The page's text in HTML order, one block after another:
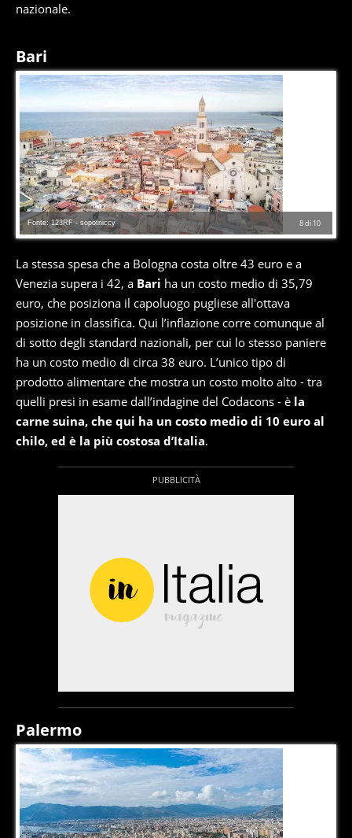
nazionale.
Bari
8di 10
Fonte: 123RF - sopotniccy
La stessa spesa che a Bologna costa oltre 43 euro e a
Venezia supera i 42, a Bari ha un costo medio di 35,79
euro, che posiziona il capoluogo pugliese all'ottava
posizione in classifica. Qui l’inflazione corre comunque al
di sotto degli standard nazionali, per cui lo stesso paniere
ha un costo medio di circa 38 euro. L’unico tipo di
prodotto alimentare che mostra un costo molto alto - tra
quelli presi in esame dall’indagine del Codacons - è la
carne suina, che qui ha un costo medio di 10 euro al
chilo, ed è la più costosa d’Italia.
Palermo